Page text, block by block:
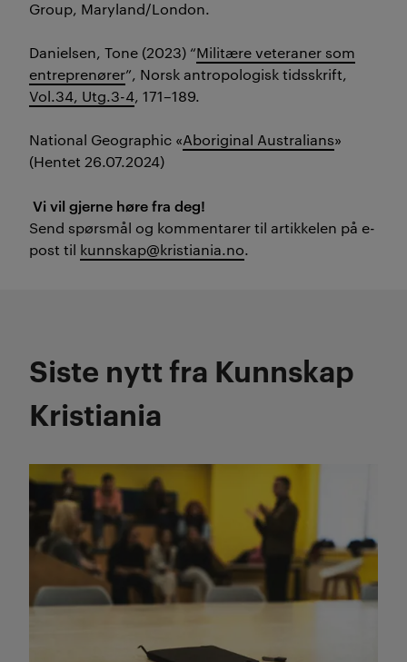
Group, Maryland/London.
Danielsen, Tone (2023) “Militære veteraner som
entreprenører”, Norsk antropologisk tidsskrift,
Vol.34, Utg.3-4, 171–189.
National Geographic «Aboriginal Australians»
(Hentet 26.07.2024)
Vi vil gjerne høre fra deg!
Send spørsmål og kommentarer til artikkelen på e-
post til kunnskap@kristiania.no.
Siste nytt fra Kunnskap
Kristiania
Les mer